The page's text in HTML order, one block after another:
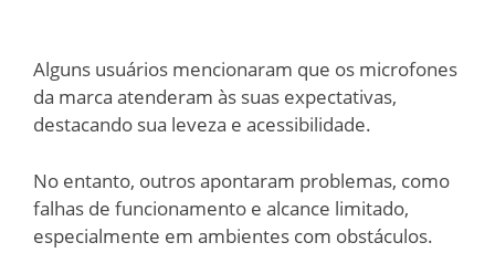
Alguns usuários mencionaram que os microfones
da marca atenderam às suas expectativas,
destacando sua leveza e acessibilidade.
No entanto, outros apontaram problemas, como
falhas de funcionamento e alcance limitado,
especialmente em ambientes com obstáculos.